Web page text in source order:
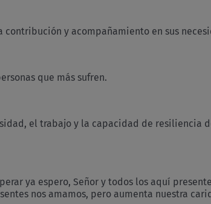
y acompañamiento en sus
que más sufren.
el trabajo y la capacidad de resiliencia
ya espero, Señor y todos los aquí
nos amamos, pero aumenta nuestra